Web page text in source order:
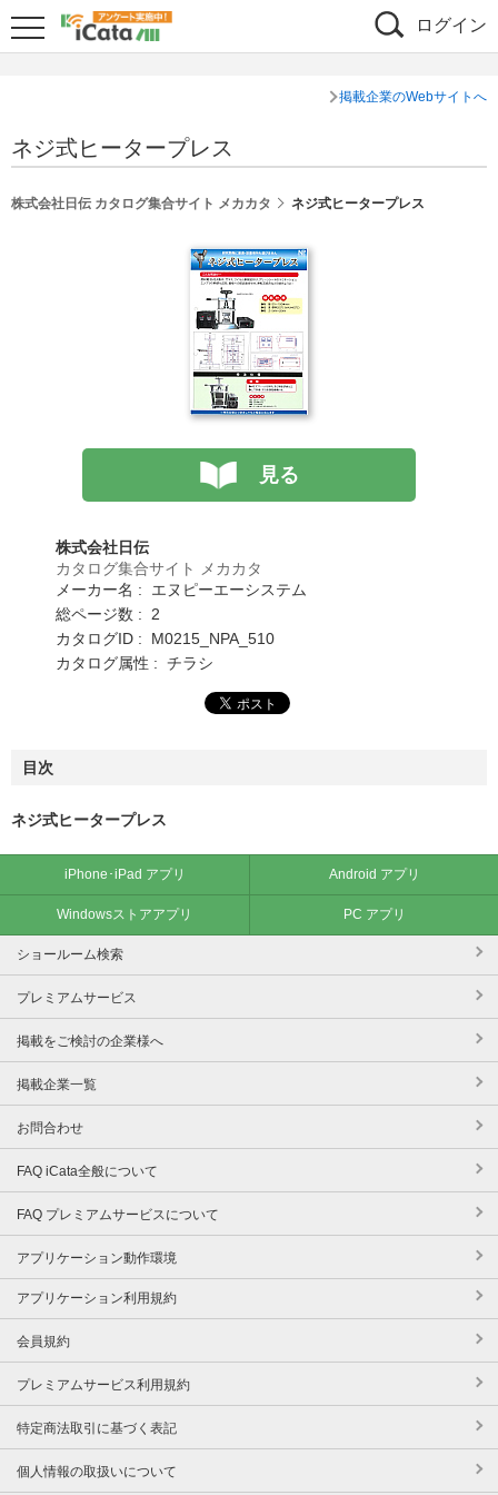
ログイン
掲載企業のWebサイトへ
ネジ式ヒータープレス
株式会社日伝 カタログ集合サイト メカカタ ネジ式ヒータープレス
見る
株式会社日伝
カタログ集合サイト メカカタ
メーカー名 : エヌピーエーシステム
総ページ数 : 2
カタログID : M0215_NPA_510
カタログ属性 : チラシ
目次
ネジ式ヒータープレス
iPhone･iPad アプリ Android アプリ
Windowsストアアプリ PC アプリ
ショールーム検索
プレミアムサービス
掲載をご検討の企業様へ
掲載企業一覧
お問合わせ
FAQ iCata全般について
FAQ プレミアムサービスについて
アプリケーション動作環境
アプリケーション利用規約
会員規約
プレミアムサービス利用規約
特定商法取引に基づく表記
個人情報の取扱いについて